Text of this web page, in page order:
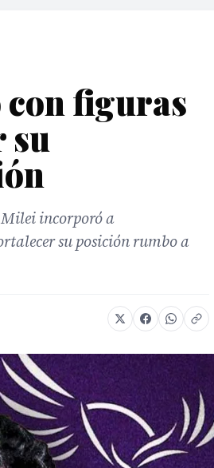
figuras
su
incorporó a
su posición rumbo a